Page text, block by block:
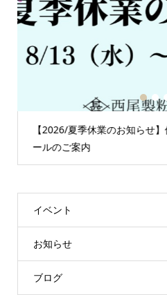
【2026/夏季休業のお知らせ
ールのご案内
1 2
イベント
お知らせ
ブログ